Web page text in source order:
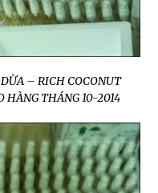
– RICH COCONUT
HÀNG THÁNG 10-2014